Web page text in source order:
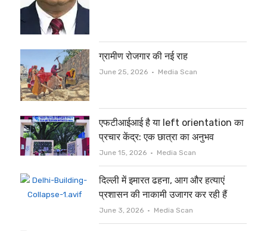
ग्रामीण रोजगार की नई राह
June 25, 2026 Author
Media Scan
एफटीआईआई है या left orientation का
प्रचार केंद्र: एक छात्रा का अनुभव
June 15, 2026 Author
Media Scan
दिल्ली में इमारत ढहना, आग और हत्याएं
प्रशासन की नाकामी उजागर कर रही हैं
June 3, 2026 Author
Media Scan